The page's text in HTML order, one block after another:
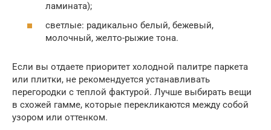
ламината);
светлые: радикально белый, бежевый,
молочный, желто-рыжие тона.
Если вы отдаете приоритет холодной палитре паркета
или плитки, не рекомендуется устанавливать
перегородки с теплой фактурой. Лучше выбирать вещи
в схожей гамме, которые перекликаются между собой
узором или оттенком.